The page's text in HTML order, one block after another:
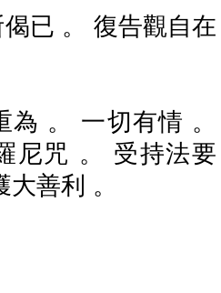
已 。 復告觀自在
。 一切有情 。
尼咒 。 受持法要
善利 。